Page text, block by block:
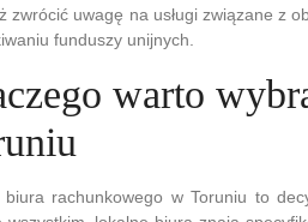
zwrócić uwagę na usługi związane z
funduszy unijnych.
warto
biura rachunkowego w Toruniu to